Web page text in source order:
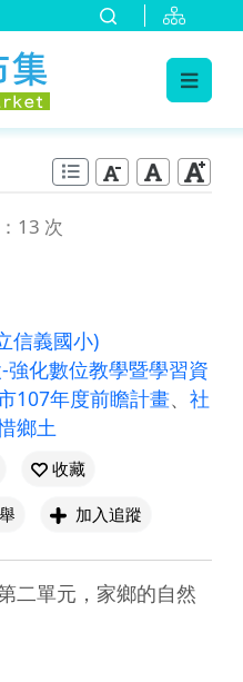
13 次
信義國小)
-強化數位教學暨學習資
107年度前瞻計畫、 社
鄉土
收藏
加入追蹤
二單元，家鄉的自然